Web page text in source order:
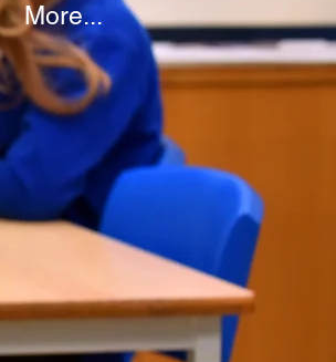
More...